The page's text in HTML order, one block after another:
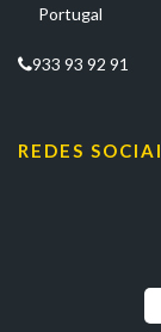
Portugal
933 93 92 91
REDES